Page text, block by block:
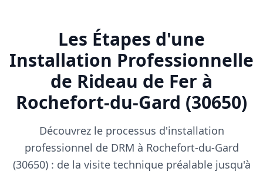
Les Étapes d'une
Installation Professionnelle
de Rideau de Fer à
Rochefort-du-Gard (30650)
Découvrez le processus d'installation
professionnel de DRM à Rochefort-du-Gard
(30650) : de la visite technique préalable jusqu'à